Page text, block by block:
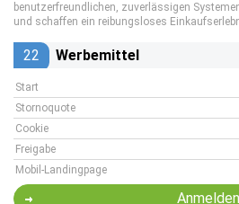
benutzerfreundlichen, zuverlässigen
und schaffen ein reibungsloses
22 Werbemittel
Start
Stornoquote
Cookie
Freigabe
Mobil-Landingpage
Anmelden